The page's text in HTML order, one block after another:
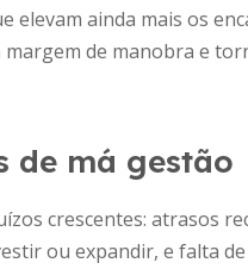
elevam ainda mais os
de manobra e
de má gestão
crescentes: atrasos
ou expandir, e falta